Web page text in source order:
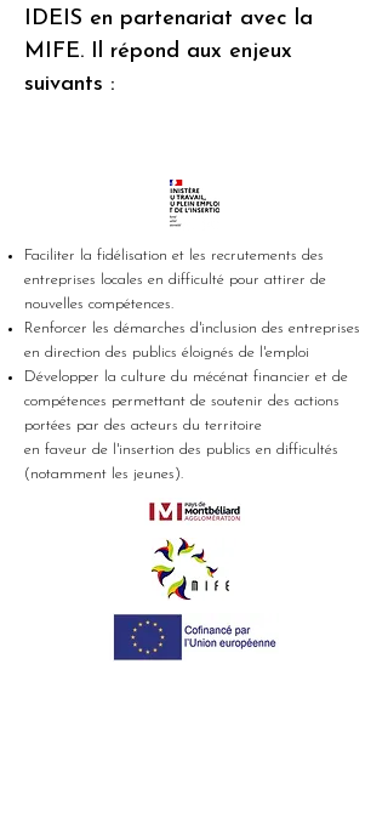
IDEIS en partenariat avec la
MIFE. Il répond aux enjeux
suivants :
Faciliter la fidélisation et les recrutements des
entreprises locales en difficulté pour attirer de
nouvelles compétences.
Renforcer les démarches d'inclusion des entreprises
en direction des publics éloignés de l'emploi
Développer la culture du mécénat financier et de
compétences permettant de soutenir des actions
portées par des acteurs du territoire
en faveur de l'insertion des publics en difficultés
(notamment les jeunes).